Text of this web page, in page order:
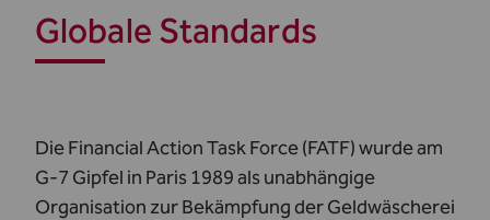
Globale Standards
DieFinancial Action Task Force (FATF)wurde am
G-7 Gipfel in Paris 1989 als unabhängige
Organisation zur Bekämpfung der Geldwäscherei